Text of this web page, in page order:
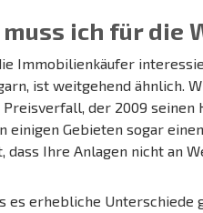
ich für die
Immobilienkäufer
ist weitgehend ähnlich.
der 2009
einigen Gebieten sogar
dass Ihre Anlagen nicht an
es erhebliche Unterschiede